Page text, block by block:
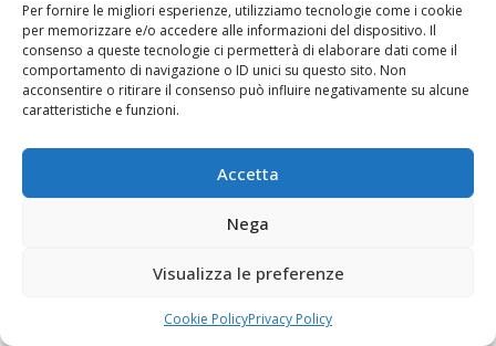
Per fornire le migliori esperienze, utilizziamo tecnologie come i cookie
per memorizzare e/o accedere alle informazioni del dispositivo. Il
consenso a queste tecnologie ci permetterà di elaborare dati come il
comportamento di navigazione o ID unici su questo sito. Non
acconsentire o ritirare il consenso può influire negativamente su alcune
caratteristiche e funzioni.
Accetta
Nega
Visualizza le preferenze
Cookie PolicyPrivacy Policy
Fai clic per accettare i cookie marketing e
abilitare questo contenuto
La Collezione Martinez al Museo Pietro Cavoti